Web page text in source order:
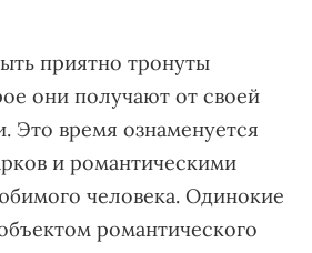
приятно тронуты
они получают от своей
Это время ознаменуется
и романтическими
человека. Одинокие
романтического